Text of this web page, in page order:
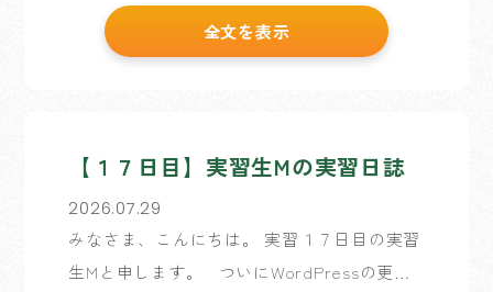
で、学びの多い１か月でした。 今日は午後に
これまでの集大成として 課題で作った占いサ
全文を表示
【１７日目】実習生Mの実習日誌
2026.07.29
みなさま、こんにちは。 実習１７日目の実習
生Mと申します。 ついにWordPressの更新